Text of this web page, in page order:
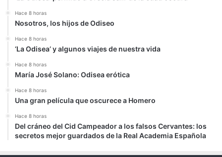
Hace 8 horas
Nosotros, los hijos de Odiseo
Hace 8 horas
‘La Odisea’ y algunos viajes de nuestra vida
Hace 8 horas
María José Solano: Odisea erótica
Hace 8 horas
Una gran película que oscurece a Homero
Hace 8 horas
Del cráneo del Cid Campeador a los falsos Cervantes: los
secretos mejor guardados de la Real Academia Española